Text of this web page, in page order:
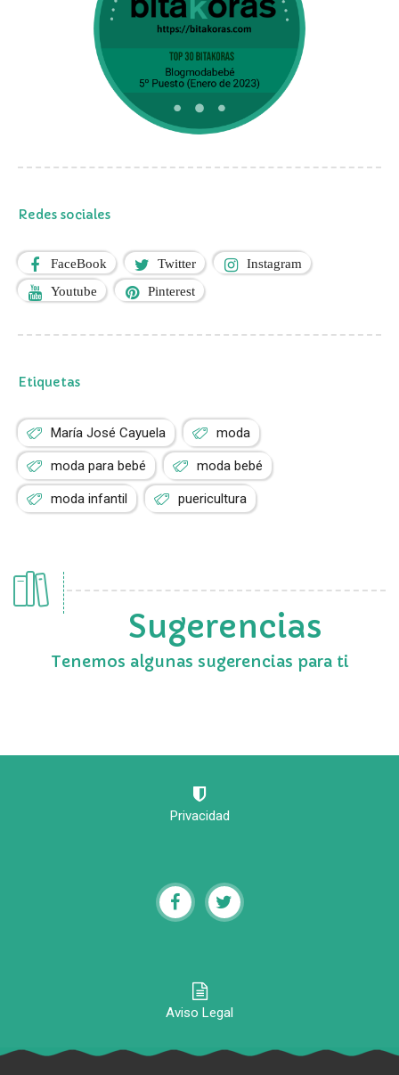
Redes sociales
FaceBook Twitter Instagram
Youtube Pinterest
Etiquetas
María José Cayuela moda
moda para bebé moda bebé
moda infantil puericultura
Sugerencias
Tenemos algunas sugerencias para ti
Privacidad
Aviso Legal